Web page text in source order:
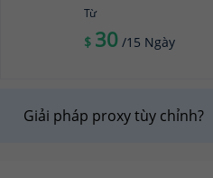
Từ
$ 30 /15 Ngày
Giải pháp proxy tùy chỉnh?